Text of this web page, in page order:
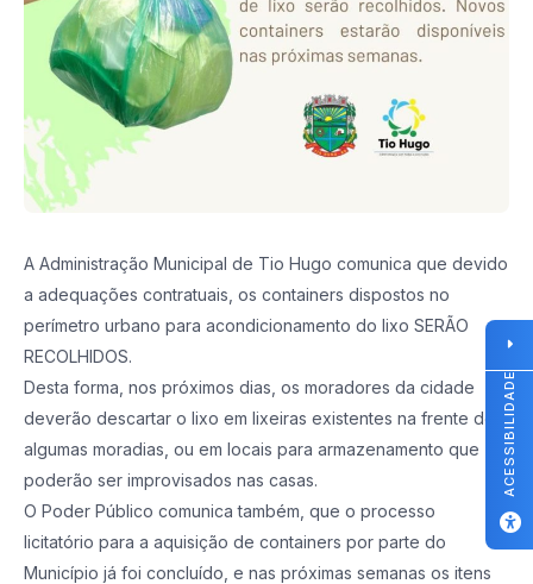
A Administração Municipal de Tio Hugo comunica que devido
a adequações contratuais, os containers dispostos no
perímetro urbano para acondicionamento do lixo SERÃO
RECOLHIDOS.
Desta forma, nos próximos dias, os moradores da cidade
deverão descartar o lixo em lixeiras existentes na frente de
algumas moradias, ou em locais para armazenamento que
poderão ser improvisados nas casas.
O Poder Público comunica também, que o processo
licitatório para a aquisição de containers por parte do
Município já foi concluído, e nas próximas semanas os itens
ACESSIBILIDADE